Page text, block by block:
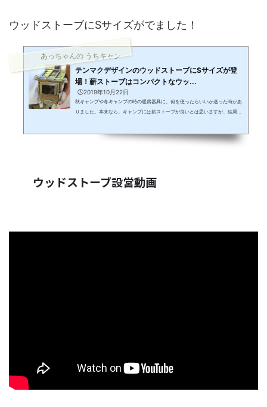
ウッドストーブにSサイズがでました！
あっちゃんの うちキャン
テンマクデザインのウッドストーブにSサイズが登
場！薪ストーブはコンパクトなウッ...
🕒️2019年10月22日
秋キャンプや冬キャンプの時の暖房器具に、何を使ったらいいか迷った時があ
りました。本来なら、キャンプには薪ストーブが良いとは思いますが、結局も
が。。。気になってしまうんです。 わかる！薪ストーブでしょ！そうなんです
ウッドストーブ設営動画